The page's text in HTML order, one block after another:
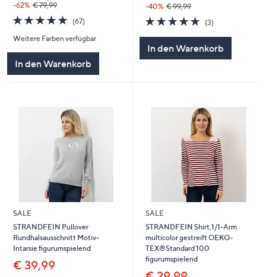
-62% € 79,99
4.7
von
5
(67)67
Weitere Farben verfügbar
In den Warenkorb
-40% € 99,99
4.7
von
(3)3
In den Warenkorb
SALE
STRANDFEIN Pullover
Rundhalsausschnitt Motiv-
Intarsie figurumspielend
€ 39,99
SALE
STRANDFEIN Shirt,1/1-Arm
multicolor gestreift OEKO-
TEX®Standard 100
figurumspielend